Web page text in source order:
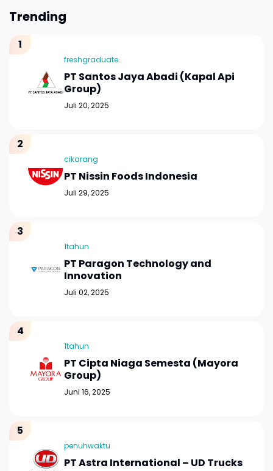
Trending
freshgraduate
PT Santos Jaya Abadi (Kapal Api
Group)
Juli 20, 2025
cikarang
PT Nissin Foods Indonesia
Juli 29, 2025
1tahun
PT Paragon Technology and
Innovation
Juli 02, 2025
1tahun
PT Cipta Niaga Semesta (Mayora
Group)
Juni 16, 2025
penuhwaktu
PT Astra International – UD Trucks